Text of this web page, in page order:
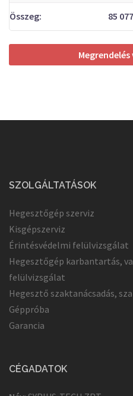
85 077
SZOLGÁLTATÁSOK
Hegesztőgép szerviz
Kisgépszerviz
Érintésvédelmi felülvizsgálat
Hegesztőgép karbantartás,
felülvizsgálat
Hegesztő szaktanácsadás,
Géppróba
Garancia
CÉGADATOK